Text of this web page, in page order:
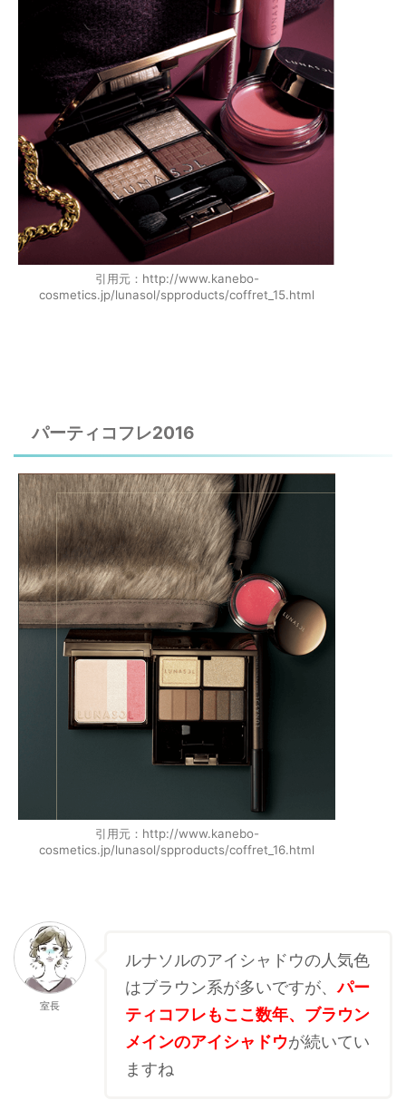
引用元：http://www.kanebo-
cosmetics.jp/lunasol/spproducts/coffret_15.html
パーティコフレ2016
引用元：http://www.kanebo-
cosmetics.jp/lunasol/spproducts/coffret_16.html
室長
ルナソルのアイシャドウの人気色
はブラウン系が多いですが、パー
ティコフレもここ数年、ブラウン
メインのアイシャドウが続いてい
ますね